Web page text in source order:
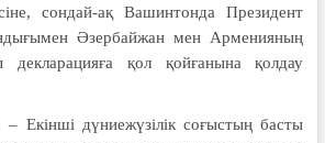
сондай-ақ Вашинтонда Президент
Әзербайжан мен Арменияның
декларацияға қол қойғанына қолдау
– Екінші дүниежүзілік соғыстың басты